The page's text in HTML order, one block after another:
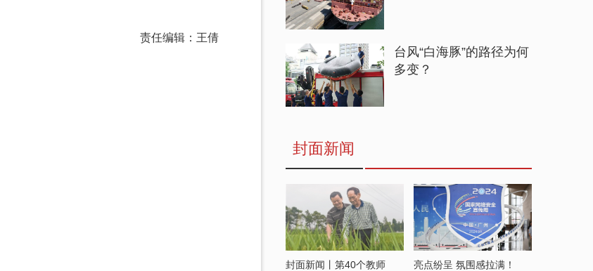
责任编辑：王倩
台风“白海豚”的路径为何
多变？
封面新闻
封面新闻丨第40个教师
亮点纷呈 氛围感拉满！